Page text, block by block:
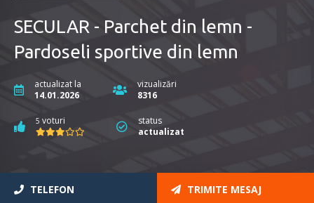
SECULAR - Parchet din lemn -
Pardoseli sportive din lemn
actualizat la
14.01.2026
vizualizări
8316
5 voturi
status
actualizat
TELEFON TRIMITE MESAJ